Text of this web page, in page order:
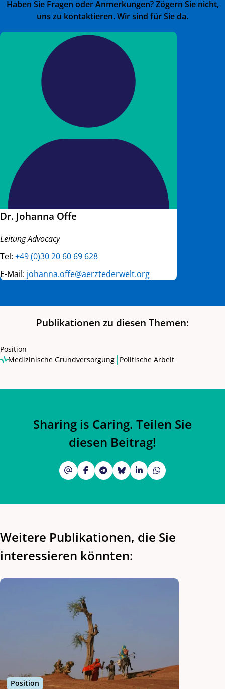
Haben Sie Fragen oder Anmerkungen? Zögern Sie nicht,
uns zu kontaktieren. Wir sind für Sie da.
Dr. Johanna Offe
Leitung Advocacy
Tel: +49 (0)30 20 60 69 628
E-Mail: johanna.offe@aerztederwelt.org
Publikationen zu diesen Themen:
Position
Medizinische Grundversorgung | Politische Arbeit
Sharing is Caring. Teilen Sie
diesen Beitrag!
Weitere Publikationen, die Sie
interessieren könnten:
Position